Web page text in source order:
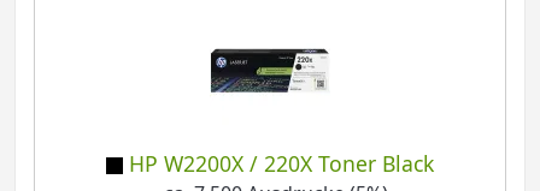
HP W2200X / 220X Toner Black